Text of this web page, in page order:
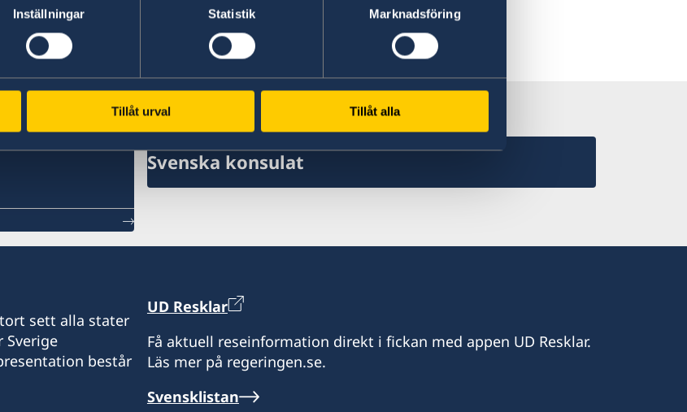
Inställningar Statistik Marknadsföring
Tillåt urval Tillåt alla
Ladda ner UD Resklar på Google Play
Ladda ner UD Resklar på iTunes
UD Resklar på Facebook
Svenska konsulat
sett alla stater
Sverige
består
UD Resklar
Få aktuell reseinformation direkt i fickan med appen UD Resklar.
Läs mer på regeringen.se.
Svensklistan